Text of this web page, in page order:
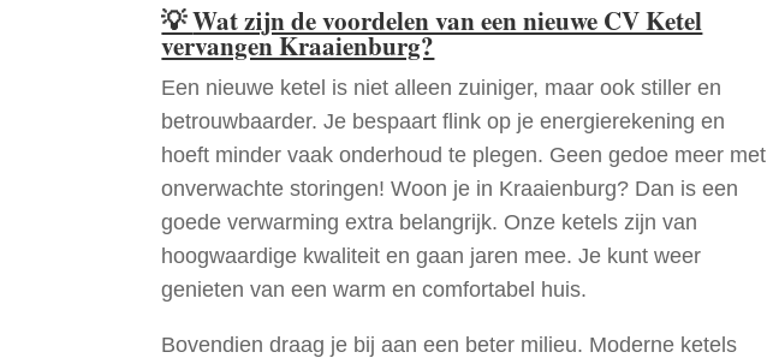
💡Wat zijn de voordelen van een nieuwe CV Ketel
vervangen Kraaienburg?
Een nieuwe ketel is niet alleen zuiniger, maar ook stiller en
betrouwbaarder. Je bespaart flink op je energierekening en
hoeft minder vaak onderhoud te plegen. Geen gedoe meer met
onverwachte storingen! Woon je in Kraaienburg? Dan is een
goede verwarming extra belangrijk. Onze ketels zijn van
hoogwaardige kwaliteit en gaan jaren mee. Je kunt weer
genieten van een warm en comfortabel huis.
Bovendien draag je bij aan een beter milieu. Moderne ketels